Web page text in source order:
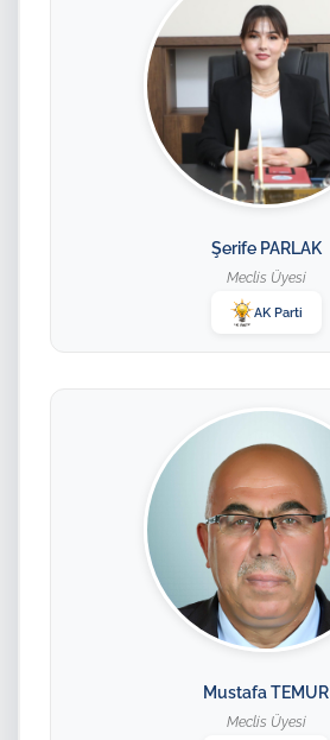
Şerife PARLAK
Meclis Üyesi
AK Parti
Mustafa TEMUR
Meclis Üyesi